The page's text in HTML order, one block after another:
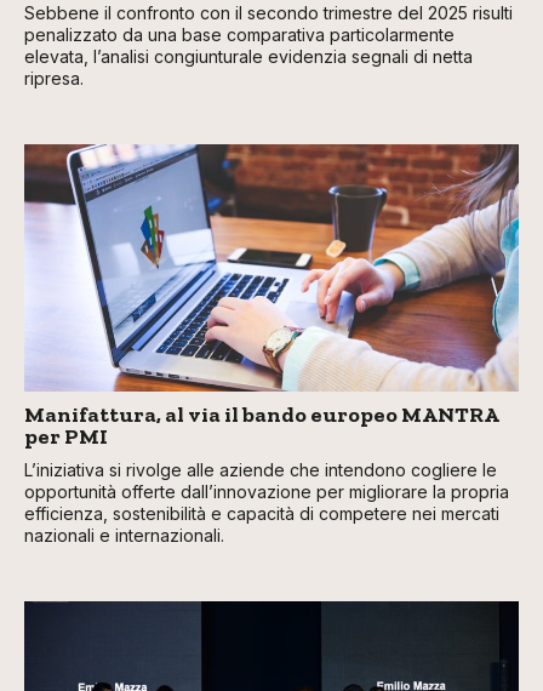
Sebbene il confronto con il secondo trimestre del 2025 risulti
penalizzato da una base comparativa particolarmente
elevata, l’analisi congiunturale evidenzia segnali di netta
ripresa.
Manifattura, al via il bando europeo MANTRA
per PMI
L’iniziativa si rivolge alle aziende che intendono cogliere le
opportunità offerte dall’innovazione per migliorare la propria
efficienza, sostenibilità e capacità di competere nei mercati
nazionali e internazionali.